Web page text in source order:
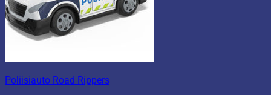
Poliisiauto Road Rippers